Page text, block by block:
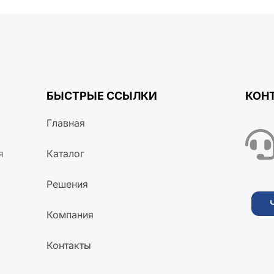
БЫСТРЫЕ ССЫЛКИ
Главная
Каталог
Решения
Компания
Контакты